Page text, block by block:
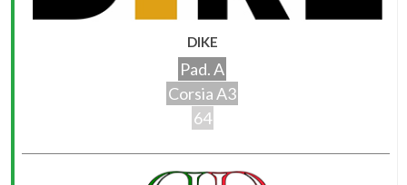
DIKE
Pad. A
Corsia A3
64